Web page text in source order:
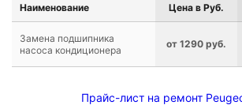
Наименование Цена в Руб.
Замена подшипника
насоса кондиционера
от 1290 руб.
Прайс-лист на ремонт